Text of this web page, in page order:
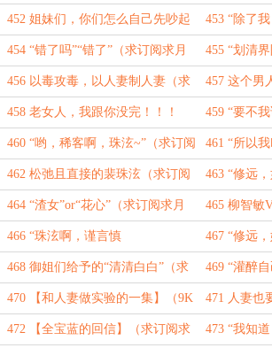
（求订阅求月票） 票）
452 姐妹们，你们怎么自己先吵起
来了！！！（求订阅求月票）
453 “除了
~”（求订阅
454 “错了吗”“错了”（求订阅求月
票）
455 “划清
月票）
456 以毒攻毒，以人妻制人妻（求
订阅求月票）
457 这个男
（求订阅求
458 老女人，我跟你没完！！！
（求订阅求月票）
459 “要不
修远教的呢
460 “哟，稀客啊，珠泫~”（求订阅
求月票）
461 “所以
订阅求月票）
462 松弛且直接的裴珠泫（求订阅
求月票）
463 “修远
会……”（求
464 “渣女”or“花心”（求订阅求月
票）
465 柳智敏
阅求月票）
466 “珠泫啊，谨言慎
行！！！”（求订阅求月票）
467 “修远
呢！！！”
468 御姐们给予的“清清白白”（求
订阅求月票）
469 “灌醉
求月票）
470 【和人妻做实验的一集】（9K
求订阅求月票）
471 人妻也
月票）
472 【全宝蓝的回信】（求订阅求 473 “我知